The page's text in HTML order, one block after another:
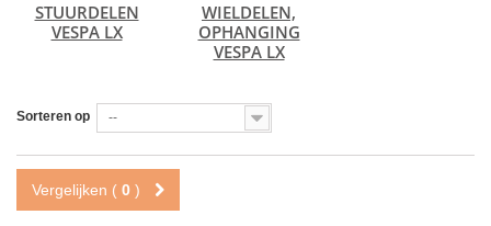
STUURDELEN
VESPA LX
WIELDELEN,
OPHANGING
VESPA LX
Sorteren op --
Vergelijken ( 0 )